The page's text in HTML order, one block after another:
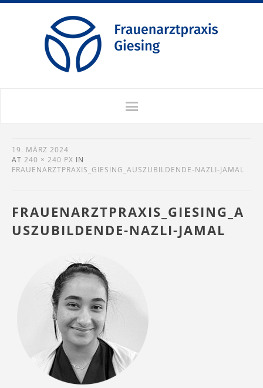
19. MÄRZ 2024
AT 240 × 240 PX IN
FRAUENARZTPRAXIS_GIESING_AUSZUBILDENDE-NAZLI-JAMAL
FRAUENARZTPRAXIS_GIESING_A
USZUBILDENDE-NAZLI-JAMAL